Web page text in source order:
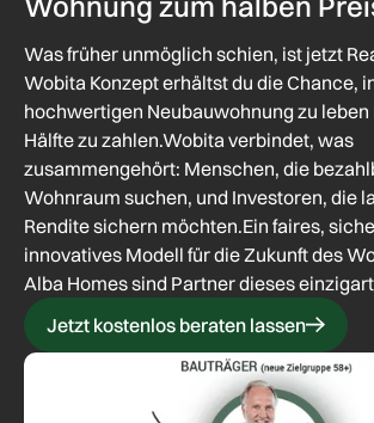
Was früher unmöglich schien, ist jetzt
Wobita Konzept erhältst du die Chance,
hochwertigen Neubauwohnung zu leben
Hälfte zu zahlen.Wobita verbindet, was
zusammengehört: Menschen, die
Wohnraum suchen, und Investoren, die
Rendite sichern möchten.Ein faires,
innovatives Modell für die Zukunft des
Alba Homes sind Partner dieses
Jetzt kostenlos beraten lassen